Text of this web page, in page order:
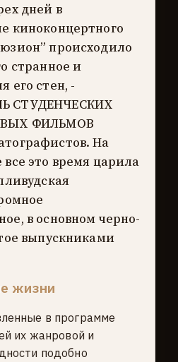
дней в
киноконцертного
происходило
странное и
его стен, -
СТУДЕНЧЕСКИХ
ФИЛЬМОВ
На
это время царила
в основном черно-
выпускниками
жизни
в программе
их жанровой и
подобно